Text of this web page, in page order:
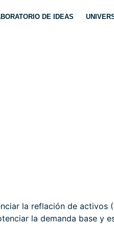
DE IDEAS
la reflación de activos
la demanda base y